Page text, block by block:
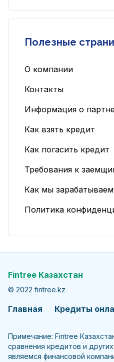
Полезные
О компании
Контакты
Информация о
Как взять кредит
Как погасить кредит
Требования к
Как мы зарабатываем
Политика
Fintree Казахстан
© 2022 fintree.kz
Главная Кредиты
Примечание: Fintree
сравнения кредитов и
являемся финансовой